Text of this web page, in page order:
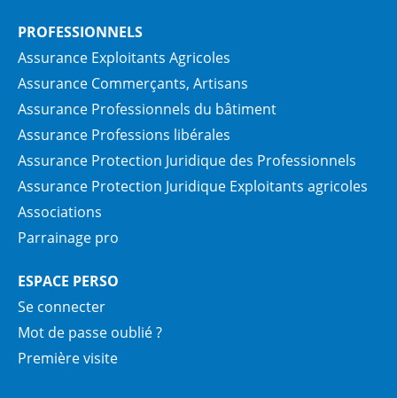
PROFESSIONNELS
Assurance Exploitants Agricoles
Assurance Commerçants, Artisans
Assurance Professionnels du bâtiment
Assurance Professions libérales
Assurance Protection Juridique des Professionnels
Assurance Protection Juridique Exploitants agricoles
Associations
Parrainage pro
ESPACE PERSO
Se connecter
Mot de passe oublié ?
Première visite